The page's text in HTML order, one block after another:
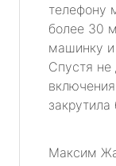
телефону
более 30
машинку и
Спустя не
закрутила
Максим